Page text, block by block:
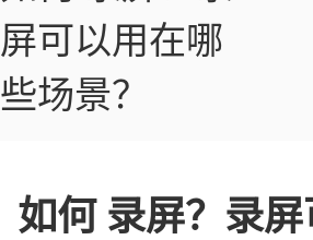
屏可以用在哪
些场景？
如何 录屏？录